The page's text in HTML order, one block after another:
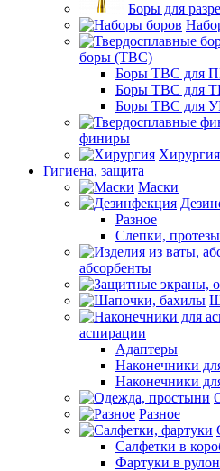
Боры для
боры (ТВС)
Боры ТВС для
Боры ТВС для
Боры ТВС для
финиры
Хирургия
Гигиена, защита
Маски
Разное
Слепки, протезы
абсорбенты
аспирации
Адаптеры
Наконечники
Наконечники
Разное
Салфетки в
Фартуки в